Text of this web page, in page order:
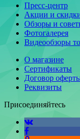
Пресс-центр
Акции и
Обзоры и
Фотогалерея
Видеообзоры
О магазине
Сертификаты
Договор
Реквизиты
Присоединяйтесь